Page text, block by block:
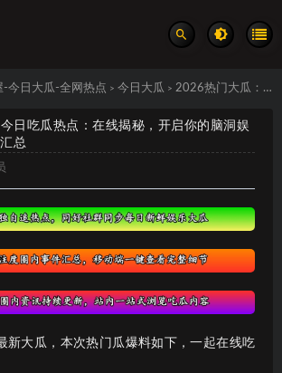
-今日大瓜-全网热点 > 今日大瓜 > 2026热门大瓜：今日吃瓜热点：在线揭秘，开启你的脑洞娱乐之旅 真实事件汇总
日吃瓜热点：在线揭秘，开启你的脑洞娱
总
新大瓜，本次热门瓜爆料如下，一起在线吃